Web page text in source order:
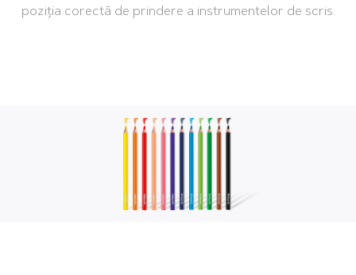
poziția corectă de prindere a instrumentelor de scris.